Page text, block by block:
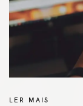
LER MAIS